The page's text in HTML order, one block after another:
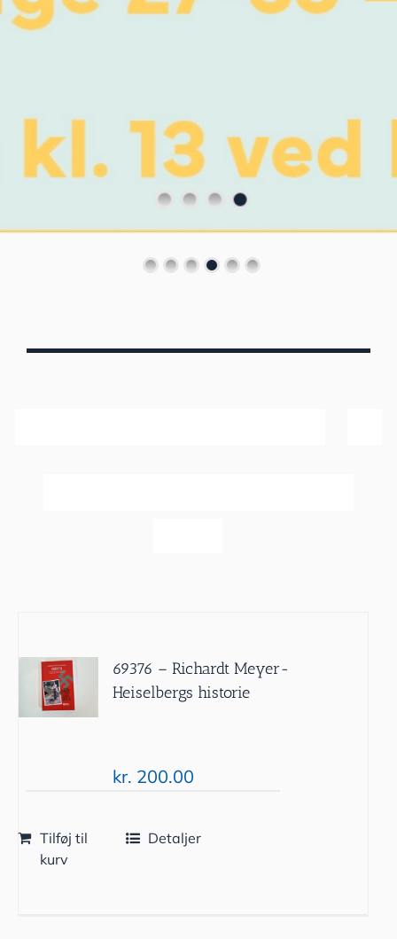
69376 – Richardt Meyer-
Heiselbergs historie
kr. 200.00
Tilføj til
kurv
Detaljer